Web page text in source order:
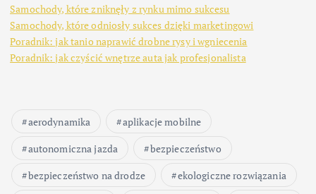
Samochody, które zniknęły z rynku mimo sukcesu
Samochody, które odniosły sukces dzięki marketingowi
Poradnik: jak tanio naprawić drobne rysy i wgniecenia
Poradnik: jak czyścić wnętrze auta jak profesjonalista
aerodynamika
aplikacje mobilne
autonomiczna jazda
bezpieczeństwo
bezpieczeństwo na drodze
ekologiczne rozwiązania